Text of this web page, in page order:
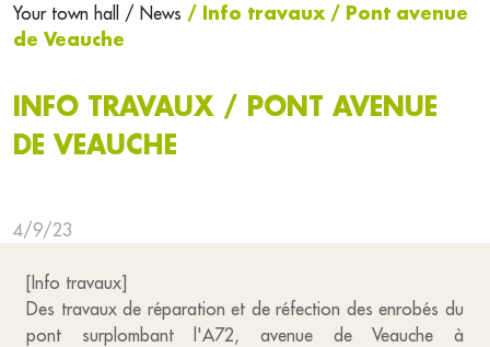
Your town hall / News / Info travaux / Pont avenue
de Veauche
INFO TRAVAUX / PONT AVENUE
DE VEAUCHE
4/9/23
[Info travaux]
Des travaux de réparation et de réfection des enrobés du
pont surplombant l'A72, avenue de Veauche à